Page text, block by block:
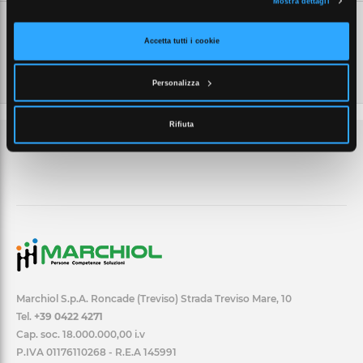
Accetta tutti i cookie
Personalizza
Rifiuta
Marchiol S.p.A. Roncade (Treviso) Strada Treviso Mare, 10
Tel. +39 0422 4271
Cap. soc. 18.000.000,00 i.v
P.IVA 01176110268 - R.E.A 145991